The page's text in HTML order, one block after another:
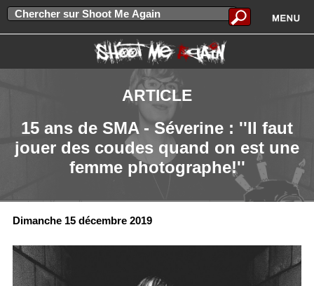
ARTICLE
15 ans de SMA - Séverine : ''Il faut
jouer des coudes quand on est une
femme photographe!''
Dimanche 15 décembre 2019